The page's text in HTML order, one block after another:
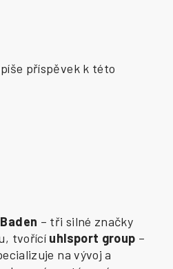
příspěvek k této
– tři silné značky
tvořící uhlsport group –
na vývoj a